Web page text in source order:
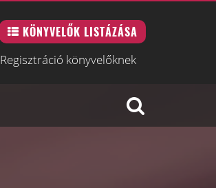
KÖNYVELŐK LISTÁZÁSA
Regisztráció könyvelőknek